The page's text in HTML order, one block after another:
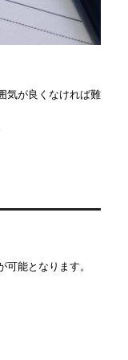
気が良くなければ難
能となります。